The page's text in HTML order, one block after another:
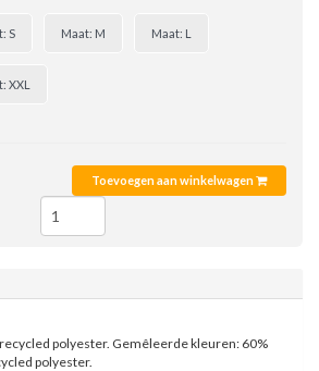
S Maat: M Maat: L
XXL
Toevoegen aan winkelwagen
polyester. Gemêleerde kleuren: 60%
polyester.